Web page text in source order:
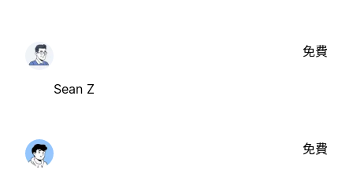
Sean Z
免費
免費